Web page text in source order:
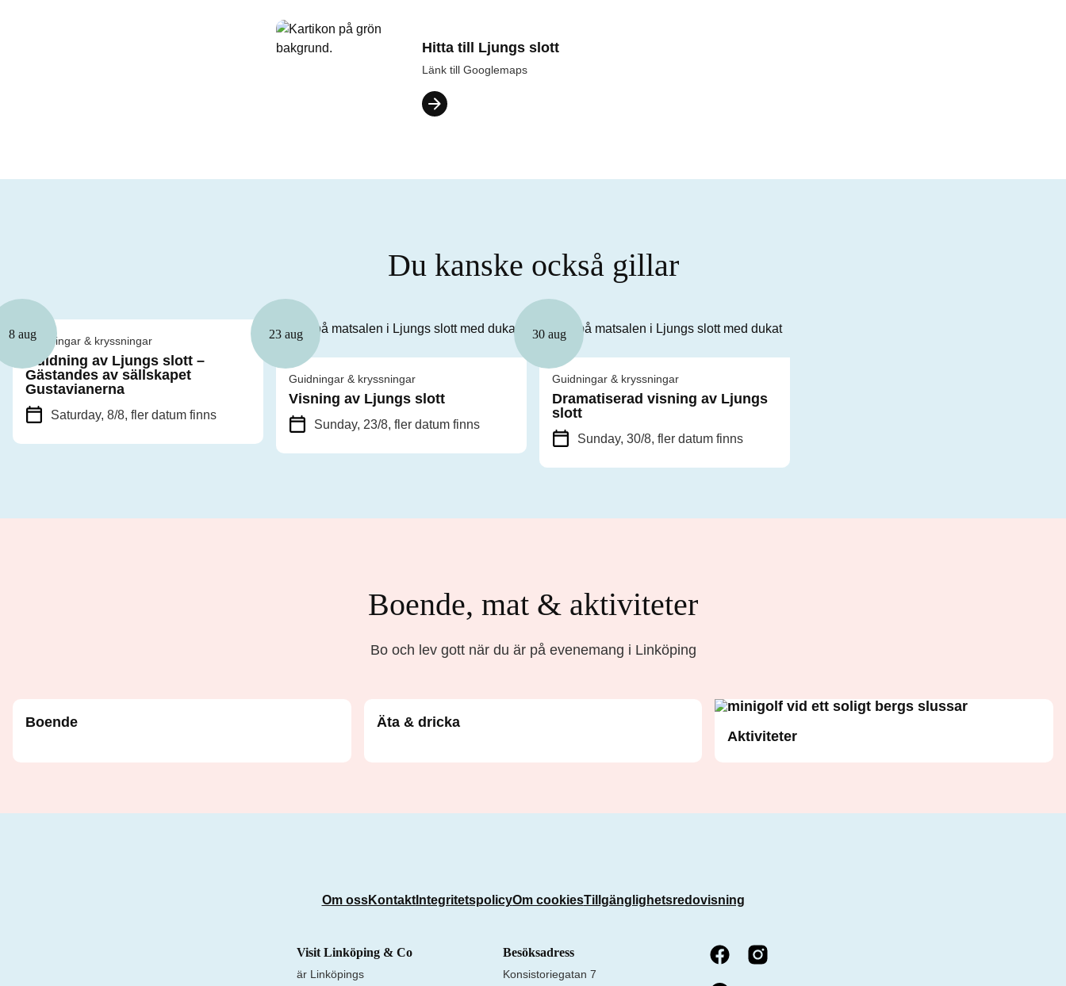
Hitta till Ljungs slott
Länk till Googlemaps
Du kanske också gillar
8 aug
Guidningar & kryssningar
Guidning av Ljungs slott –
Gästandes av sällskapet
Gustavianerna
Saturday, 8/8, fler datum finns
23 aug
Guidningar & kryssningar
Visning av Ljungs slott
Sunday, 23/8, fler datum finns
30 aug
Guidningar & kryssningar
Dramatiserad visning av Ljungs
slott
Sunday, 30/8, fler datum finns
Boende, mat & aktiviteter
Bo och lev gott när du är på evenemang i Linköping
Boende
Äta & dricka
Aktiviteter
Om ossKontaktIntegritetspolicyOm cookiesTillgänglighetsredovisning
Visit Linköping & Co
är Linköpings
Besöksadress
Konsistoriegatan 7